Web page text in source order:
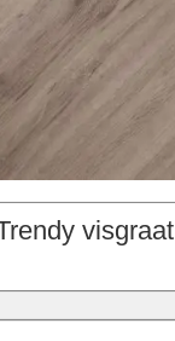
vergroten
visgraat